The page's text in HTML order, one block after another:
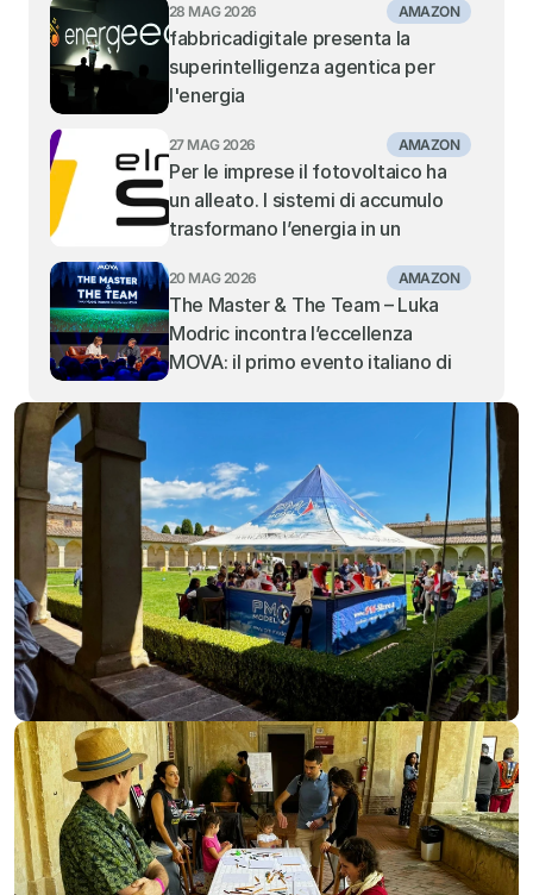
CONTAINER NEI PORTI ITALIANI.
TIENE IL TRANSHIPMENT, IN
SOFFERENZA I PORTI GATEWAY
DEL MEDITERRANEO CENTRALE
E ORIENTALE
28 MAG 2026 AMAZON
fabbricadigitale presenta la
superintelligenza agentica per
l'energia
27 MAG 2026 AMAZON
Per le imprese il fotovoltaico ha
un alleato. I sistemi di accumulo
trasformano l’energia in un
di Elmec Solar.
20 MAG 2026 AMAZON
The Master & The Team – Luka
Modric incontra l’eccellenza
MOVA: il primo evento italiano di